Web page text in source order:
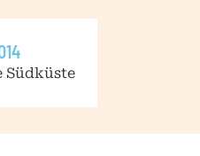
Südküste